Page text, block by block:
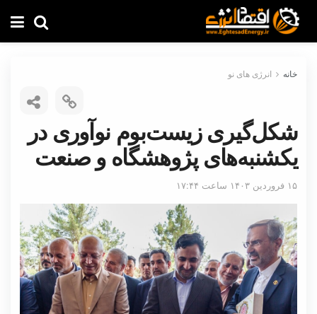
خانه انرژی های نو
شکل‌گیری زیست‌بوم نوآوری در
یکشنبه‌های پژوهشگاه و صنعت
۱۵ فروردین ۱۴۰۳ ساعت ۱۷:۴۴